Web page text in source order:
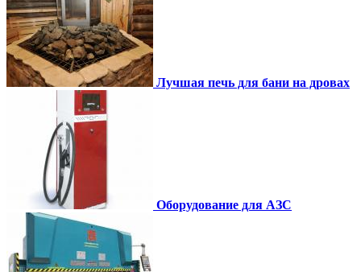
Лучшая печь для бани на дровах
Оборудование для АЗС